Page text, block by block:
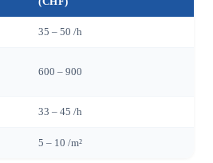
35 – 50 /h
600 – 900
33 – 45 /h
5 – 10 /m²